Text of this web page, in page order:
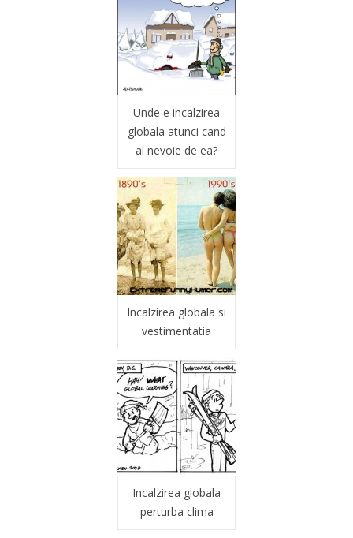
Unde e incalzirea
globala atunci cand
ai nevoie de ea?
Incalzirea globala si
vestimentatia
Incalzirea globala
perturba clima